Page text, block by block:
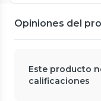
Opiniones del
Este producto
calificaciones